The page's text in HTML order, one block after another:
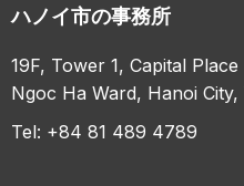
ハノイ市の事務所
19F, Tower 1, Capital
Ngoc Ha Ward, Hanoi City,
Tel: +84 81 489 4789